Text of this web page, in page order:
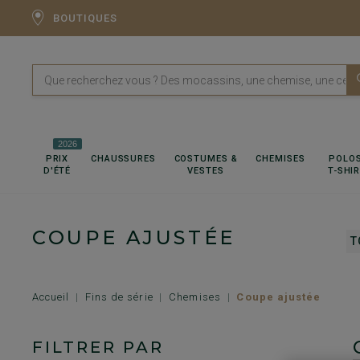
BOUTIQUES
PRIX
D'ÉTÉ
2026
CHAUSSURES
COSTUMES &
VESTES
CHEMISES
T-
COUPE AJUSTÉE
Accueil Fins de série Chemises Coupe ajustée
FILTRER PAR